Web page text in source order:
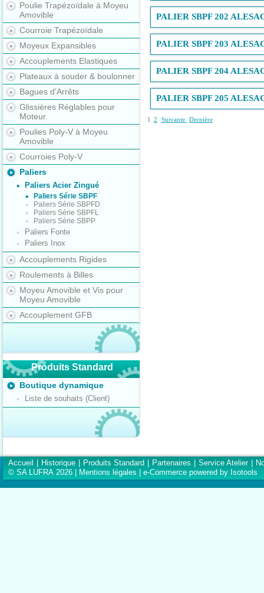
Poulie Trapézoïdale à Moyeu
Amovible
Courroie Trapézoïdale
Moyeux Expansibles
Accouplements Elastiques
Plateaux à souder & boulonner
Bagues d'Arrêts
Glissières Réglables pour
Moteur
Poulies Poly-V à Moyeu
Amovible
Courroies Poly-V
Paliers
Paliers Acier Zingué
Paliers Série SBPF
Paliers Série SBPFD
Paliers Série SBPFL
Paliers Série SBPP
Paliers Fonte
Paliers Inox
Accouplements Rigides
Roulements à Billes
Moyeu Amovible et Vis pour
Moyeu Amovible
Accouplement GFB
Produits Standard
Boutique dynamique
Liste de souhaits (Client)
PALIER SBPF 202
PALIER SBPF 203
PALIER SBPF 204
PALIER SBPF 205
1 2 Suivante Dernière
Accueil Historique Produits Standard Partenaires Service Atelier
© SA LUFRA 2026 |
Mentions légales e-Commerce powered by Isotools